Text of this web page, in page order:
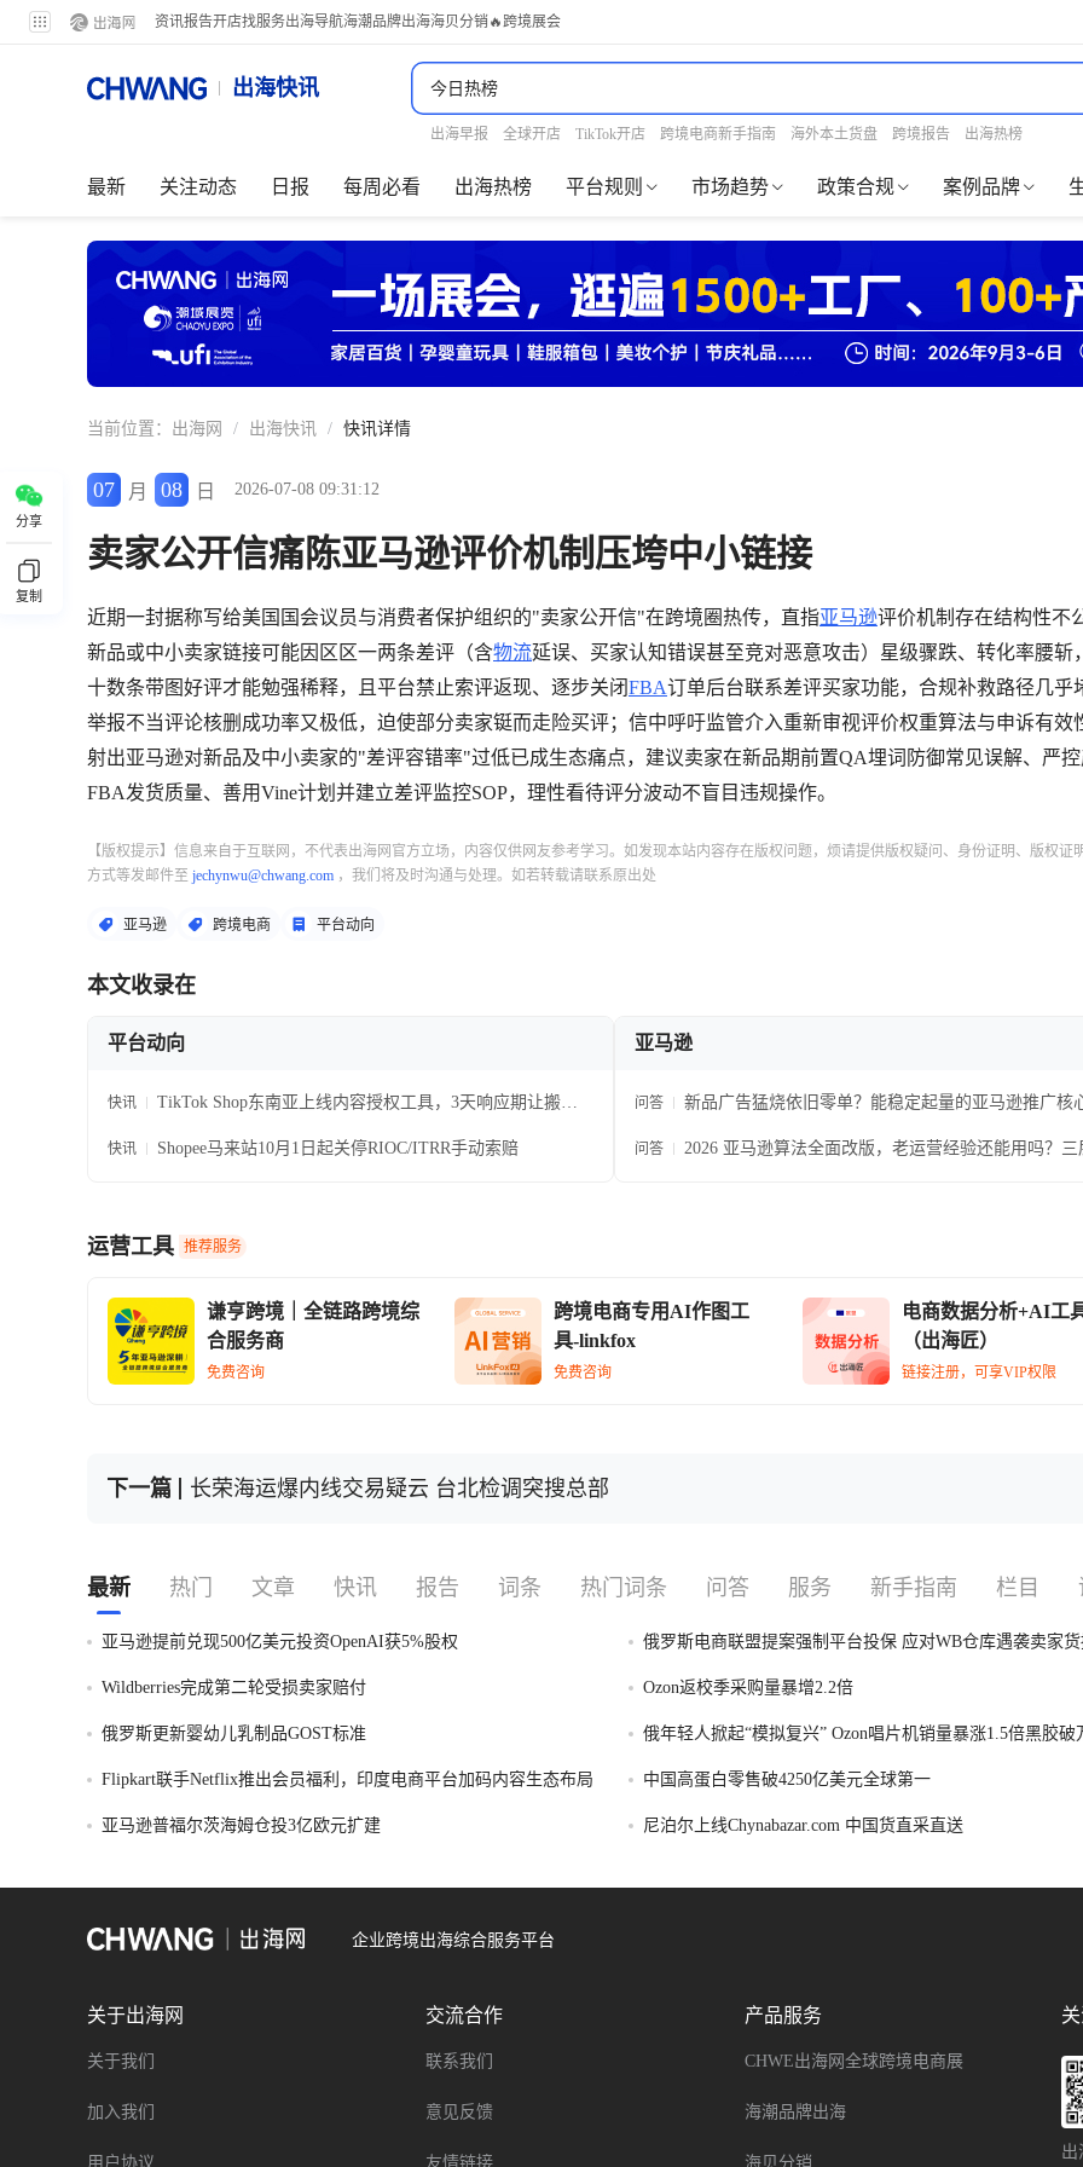
资讯报告开店找服务出海导航海潮品牌出海海贝分销 🔥跨境展会
出海快讯
出海早报 全球开店 TikTok开店 跨境电商新手指南 海外本土货盘 跨境报告 出海热榜
最新 关注动态 日报 每周必看 出海热榜 平台规则 市场趋势 政策合规 案例品牌
当前位置： 出海网 / 出海快讯 / 快讯详情
分享
复制
07 月 08 日 2026-07-08 09:31:12
卖家公开信痛陈亚马逊评价机制压垮中小链接
近期一封据称写给美国国会议员与消费者保护组织的"卖家公开信"在跨境圈热传，直指亚马逊评价机制存在结构性
新品或中小卖家链接可能因区区一两条差评（含物流延误、买家认知错误甚至竞对恶意攻击）星级骤跌、转化率腰斩
十数条带图好评才能勉强稀释，且平台禁止索评返现、逐步关闭FBA订单后台联系差评买家功能，合规补救路径几乎
举报不当评论核删成功率又极低，迫使部分卖家铤而走险买评；信中呼吁监管介入重新审视评价权重算法与申诉有效
射出亚马逊对新品及中小卖家的"差评容错率"过低已成生态痛点，建议卖家在新品期前置QA埋词防御常见误解、严
FBA发货质量、善用Vine计划并建立差评监控SOP，理性看待评分波动不盲目违规操作。
【版权提示】信息来自于互联网，不代表出海网官方立场，内容仅供网友参考学习。如发现本站内容存在版权问题，烦请提供版权疑问、身份证明、版权证
方式等发邮件至 jechynwu@chwang.com ，我们将及时沟通与处理。如若转载请联系原出处
亚马逊 跨境电商 平台动向
本文收录在
平台动向
快讯
TikTok Shop东南亚上线内容授权工具，3天响应期让搬运
快讯 Shopee马来站10月1日起关停RIOC/ITRR手动索赔
亚马逊
问答
新品广告猛烧依旧零单？能稳定起量的亚马逊推广核
问答
2026 亚马逊算法全面改版，老运营经验还能用吗？三
运营工具 推荐服务
谦亨跨境｜全链路跨境综
合服务商
免费咨询
跨境电商专用AI作图工
具-linkfox
免费咨询
电商数据分析+AI工
（出海匠）
链接注册，可享VIP权限
下一篇 长荣海运爆内线交易疑云 台北检调突搜总部
最新 热门 文章 快讯 报告 词条 热门词条 问答 服务 新手指南 栏目
亚马逊提前兑现500亿美元投资OpenAI获5%股权 俄罗斯电商联盟提案强制平台投保 应对WB仓库遇袭卖家
Wildberries完成第二轮受损卖家赔付 Ozon返校季采购量暴增2.2倍
俄罗斯更新婴幼儿乳制品GOST标准 俄年轻人掀起“模拟复兴” Ozon唱片机销量暴涨1.5倍黑胶破
Flipkart联手Netflix推出会员福利，印度电商平台加码内容生态布局 中国高蛋白零售破4250亿美元全球第一
亚马逊普福尔茨海姆仓投3亿欧元扩建 尼泊尔上线Chynabazar.com 中国货直采直送
企业跨境出海综合服务平台
关于出海网
关于我们
加入我们
用户协议
交流合作
联系我们
意见反馈
友情链接
产品服务
CHWE出海网全球跨境电商展
海潮品牌出海
海贝分销
关
出